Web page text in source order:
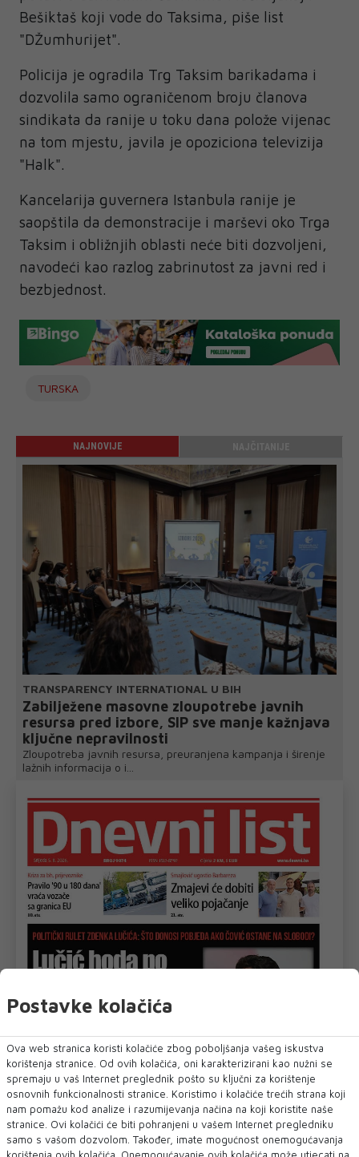
Bešiktaš koji vode do Taksima, piše list
"DŽumhurijet".
Policija je ogradila Trg Taksim barikadama i
dozvolila samo ograničenom broju članova
sindikata da ranije u toku dana polože vijenac
na tom mjestu, javila je opoziciona televizija
"Halk".
Kancelarija guvernera Istanbula ranije je
saopštila da demonstracije i marševi oko Trga
Taksim i obližnjih oblasti neće biti dozvoljeni,
navodeći kao razlog zabrinutost za javni red i
bezbjednost.
TURSKA
NAJNOVIJE
TRANSPARENCY INTERNATIONAL U BIH
Zabilježene masovne zloupotrebe javnih
resursa pred izbore, SIP sve manje kažnjava
ključne nepravilnosti
Zloupotreba javnih resursa, preuranjena kampanja i širenje
lažnih informacija o i...
Postavke kolačića
Ova web stranica koristi kolačiće zbog poboljšanja vašeg iskustva
korištenja stranice. Od ovih kolačića, oni karakterizirani kao nužni se
spremaju u vaš Internet preglednik pošto su ključni za korištenje
osnovnih funkcionalnosti stranice. Koristimo i kolačiće trećih strana koji
nam pomažu kod analize i razumijevanja načina na koji koristite naše
stranice. Ovi kolačići će biti pohranjeni u vašem Internet pregledniku
samo s vašom dozvolom. Također, imate mogućnost onemogućavanja
korištenja ovih kolačića. Onemogućavanje ovih kolačića može utjecati na